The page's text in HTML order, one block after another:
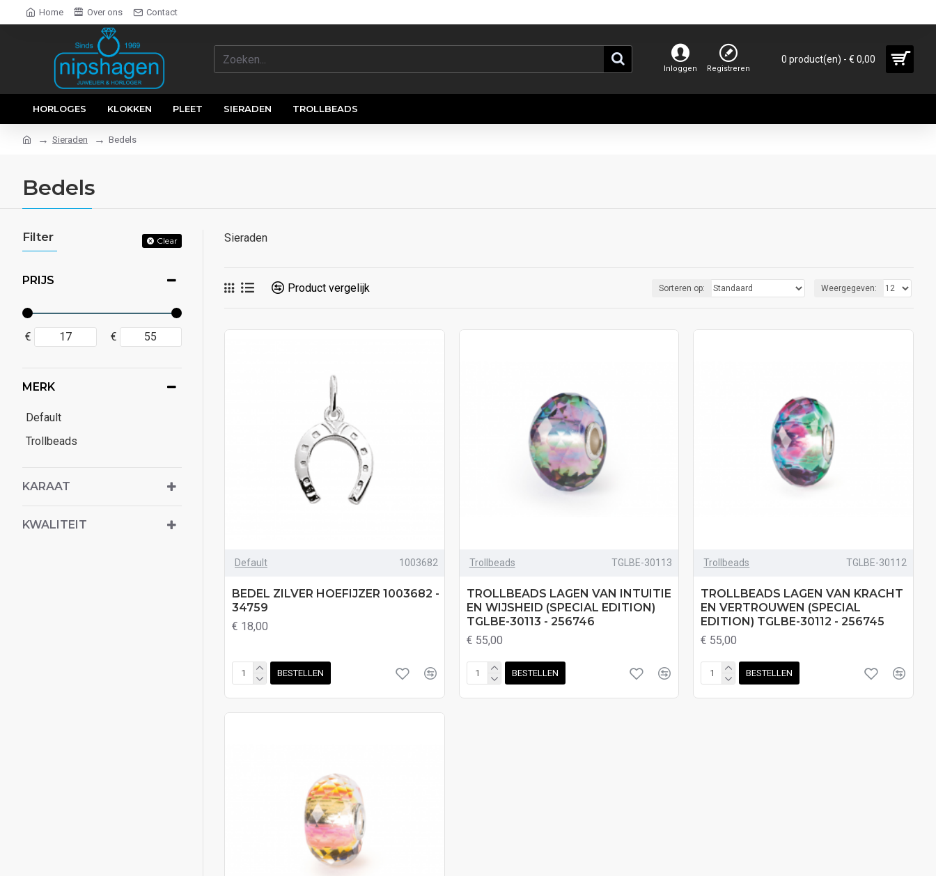
Home Over ons Contact
Inloggen Registreren
0 product(en) - € 0,00
HORLOGES KLOKKEN PLEET SIERADEN TROLLBEADS
Sieraden Bedels
Bedels
Filter Clear
PRIJS
€ €
MERK
Default
Trollbeads
KARAAT
KWALITEIT
Sieraden
Product vergelijk Sorteren op: Weergegeven:
Default 1003682
BEDEL ZILVER HOEFIJZER 1003682 -
34759
€ 18,00
BESTELLEN
Trollbeads TGLBE-30113
TROLLBEADS LAGEN VAN INTUITIE
EN WIJSHEID (SPECIAL EDITION)
TGLBE-30113 - 256746
€ 55,00
BESTELLEN
Trollbeads TGLBE-30112
TROLLBEADS LAGEN VAN KRACHT
EN VERTROUWEN (SPECIAL
EDITION) TGLBE-30112 - 256745
€ 55,00
BESTELLEN